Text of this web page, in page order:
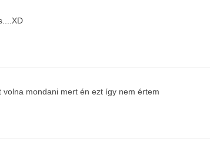
volna mondani mert én ezt így nem értem